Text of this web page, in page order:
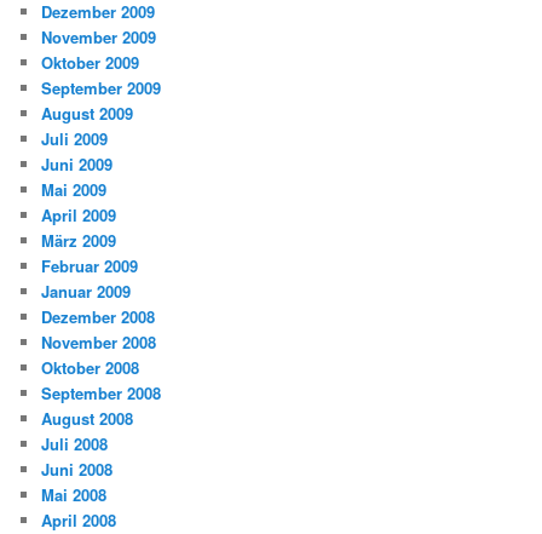
Dezember 2009
November 2009
Oktober 2009
September 2009
August 2009
Juli 2009
Juni 2009
Mai 2009
April 2009
März 2009
Februar 2009
Januar 2009
Dezember 2008
November 2008
Oktober 2008
September 2008
August 2008
Juli 2008
Juni 2008
Mai 2008
April 2008